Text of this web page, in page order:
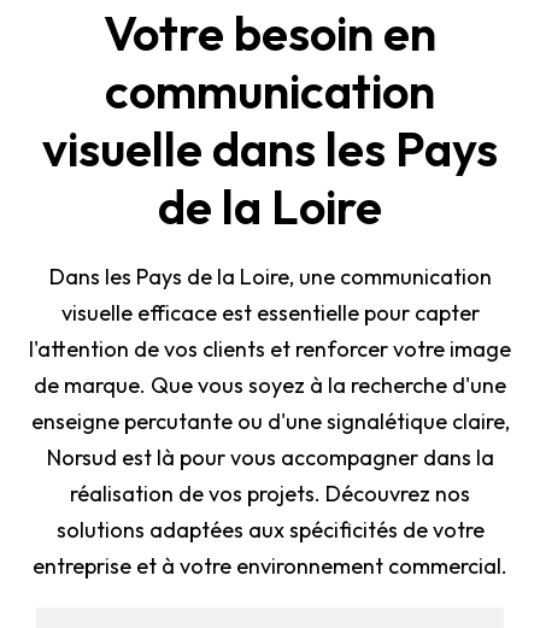
Votre besoin en
communication
visuelle dans les Pays
de la Loire
Dans les Pays de la Loire, une communication
visuelle efficace est essentielle pour capter
l'attention de vos clients et renforcer votre image
de marque. Que vous soyez à la recherche d'une
enseigne percutante ou d'une signalétique claire,
Norsud est là pour vous accompagner dans la
réalisation de vos projets. Découvrez nos
solutions adaptées aux spécificités de votre
entreprise et à votre environnement commercial.